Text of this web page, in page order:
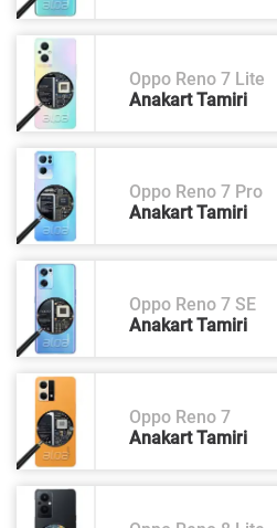
Oppo Reno 7 Lite
Anakart Tamiri
Oppo Reno 7 Pro
Anakart Tamiri
Oppo Reno 7 SE
Anakart Tamiri
Oppo Reno 7
Anakart Tamiri